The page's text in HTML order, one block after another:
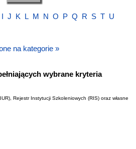
I J K L M N O P Q R S T U
na kategorie »
wybrane kryteria
Rejestr Instytucji Szkoleniowych (RIS) oraz własne